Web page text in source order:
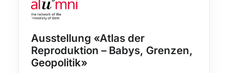
Ausstellung «Atlas der
Reproduktion – Babys, Grenzen,
Geopolitik»